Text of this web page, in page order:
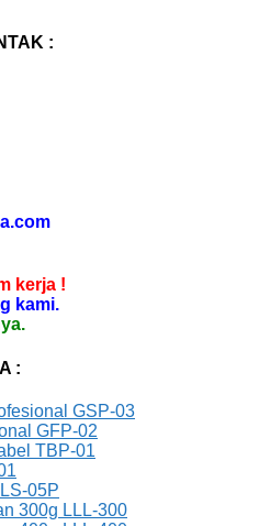
:
kerja !
kami.
:
GSP-03
GFP-02
TBP-01
05P
300g LLL-300